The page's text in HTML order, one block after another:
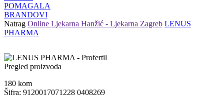
POMAGALA
BRANDOVI
Natrag Online Ljekarna Hanžić - Ljekarna Zagreb LENUS
PHARMA
Pregled proizvoda
180 kom
Šifra: 9120017071228 0408269